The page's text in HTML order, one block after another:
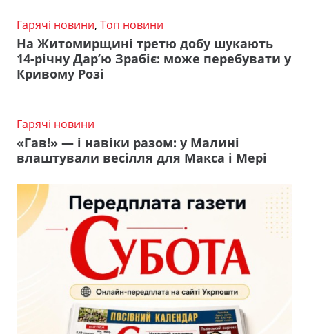
Гарячі новини, Топ новини
На Житомирщині третю добу шукають
14-річну Дар’ю Зрабіє: може перебувати у
Кривому Розі
Гарячі новини
«Гав!» — і навіки разом: у Малині
влаштували весілля для Макса і Мері